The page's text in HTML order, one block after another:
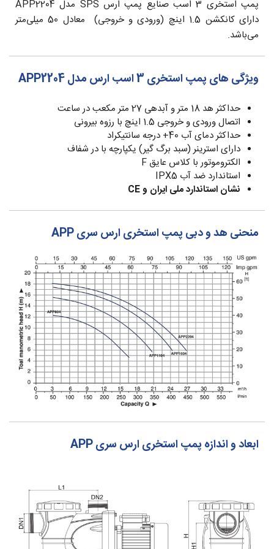
پمپ استخری 3 اسب صنایع پمپ ارس SPS مدل APP2204
دارای کانکشن 1.5 اینچ (ورودی و خروجی) معادل 50 میلی‌متر
می‌باشد.
ویژگی های پمپ استخری 3 اسب ارس مدل APP2204
حداکثر هد 18 متر و آبدهی 27 متر مکعب در ساعت
اتصال ورودی و خروجی 1.5 اینچ با رزوه بیرونی
حداکثر دمای آب 40+ درجه سانتیکراد
دارای استرینر (سبد برگ گیر) یکپارچه با در شفاف
الکتروموتور با کلاس عایق F
استاندارد ضد آب IPX5
نشان استاندارد ملی ایران و CE
منحنی هد و دبی پمپ استخری ارس سری APP
ابعاد و اندازه پمپ استخری ارس سری APP